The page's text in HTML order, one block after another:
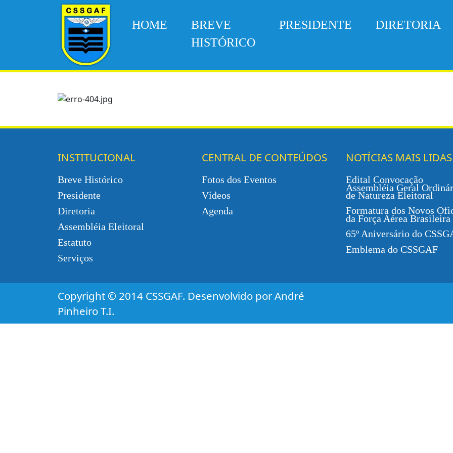
HOME
BREVE
HISTÓRICO
PRESIDENTE DIRETORIA
INSTITUCIONAL
Breve Histórico
Presidente
Diretoria
Assembléia Eleitoral
Estatuto
Serviços
CENTRAL DE CONTEÚDOS
Fotos dos Eventos
Vídeos
Agenda
NOTÍCIAS MAIS LIDAS
Edital Convocação
Assembléia Geral
de Natureza Eleitoral
Formatura dos Novos
da Força Aérea Brasileira
65º Aniversário do
Emblema do CSSGAF
Copyright © 2014 CSSGAF. Desenvolvido por André
Pinheiro T.I.